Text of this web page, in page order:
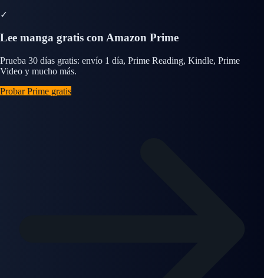
✓
Lee manga gratis con Amazon Prime
Prueba 30 días gratis: envío 1 día, Prime Reading, Kindle, Prime
Video y mucho más.
Probar Prime gratis